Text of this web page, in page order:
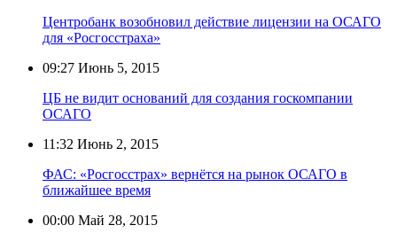
Центробанк возобновил действие лицензии на ОСАГО
для «Росгосстраха»
09:27 Июнь 5, 2015
ЦБ не видит оснований для создания госкомпании
ОСАГО
11:32 Июнь 2, 2015
ФАС: «Росгосстрах» вернётся на рынок ОСАГО в
ближайшее время
00:00 Май 28, 2015